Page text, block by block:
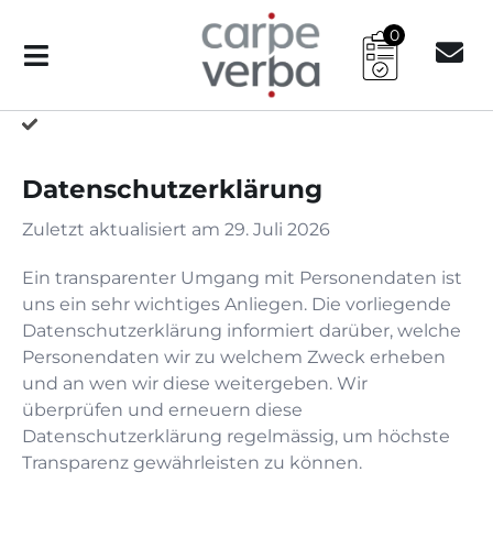
0
Datenschutzerklärung
Zuletzt aktualisiert am 29. Juli 2026
Ein transparenter Umgang mit Personendaten ist
uns ein sehr wichtiges Anliegen. Die vorliegende
Datenschutzerklärung informiert darüber, welche
Personendaten wir zu welchem Zweck erheben
und an wen wir diese weitergeben. Wir
überprüfen und erneuern diese
Datenschutzerklärung regelmässig, um höchste
Transparenz gewährleisten zu können.